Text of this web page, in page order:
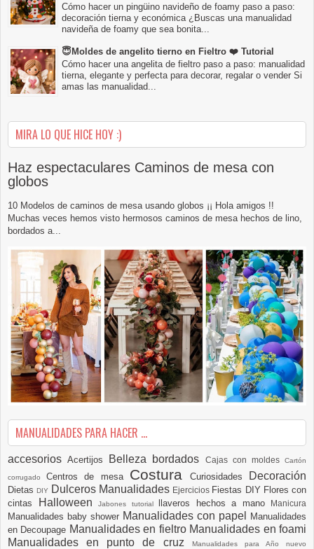
Cómo hacer un pingüino navideño de foamy paso a paso:
decoración tierna y económica ¿Buscas una manualidad
navideña de foamy que sea bonita...
😇Moldes de angelito tierno en Fieltro ❤️ Tutorial
Cómo hacer una angelita de fieltro paso a paso: manualidad
tierna, elegante y perfecta para decorar, regalar o vender Si
amas las manualidad...
MIRA LO QUE HICE HOY :)
Haz espectaculares Caminos de mesa con
globos
10 Modelos de caminos de mesa usando globos ¡¡ Hola amigos !!
Muchas veces hemos visto hermosos caminos de mesa hechos de lino,
bordados a...
MANUALIDADES PARA HACER ...
accesoriosAcertijos Belleza bordados Cajas con moldesCartón
corrugadoCentros de mesa Costura Curiosidades Decoración
DietasDIY Dulceros Manualidades Ejercicios Fiestas DIY Flores con
cintas
Halloween Jabones tutorial llaveros hechos a mano Manicura
Manualidades baby shower Manualidades con papel
Manualidades
en Decoupage Manualidades en fieltro Manualidades en foami
Manualidades en punto de cruz
Manualidades para Año nuevo